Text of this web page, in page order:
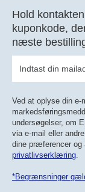
Hold
kuponkode,
næste
Ved at oplyse din
undersøgelser, om
via e-mail eller
dine præferencer
privatlivserklæring
*Begrænsninger